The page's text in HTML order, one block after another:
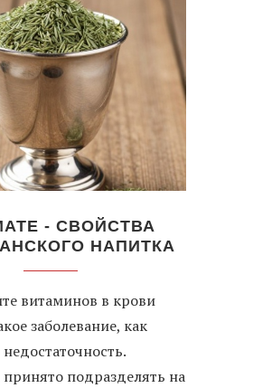
- СВОЙСТВА
НАПИТКА
витаминов в крови
заболевание, как
подразделять на